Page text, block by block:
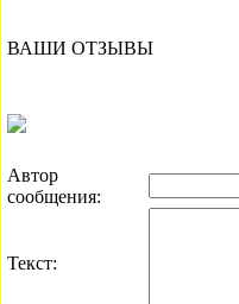
ВАШИ ОТЗЫВЫ
Автор
сообщения:
Текст: